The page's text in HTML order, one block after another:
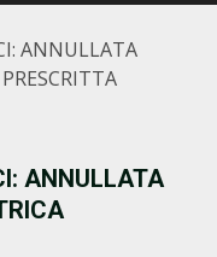
ANNULLATA
ANNULLATA